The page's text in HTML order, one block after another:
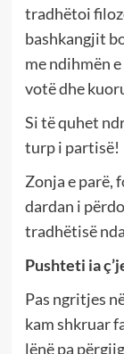
tradhëtoi
bashkangjit
me ndihmën
votë dhe
Si të quhet
turp i partisë!
Zonja e parë,
dardan i
tradhëtisë
Pushteti ia
Pas ngritjes
kam shkruar
lënë pa